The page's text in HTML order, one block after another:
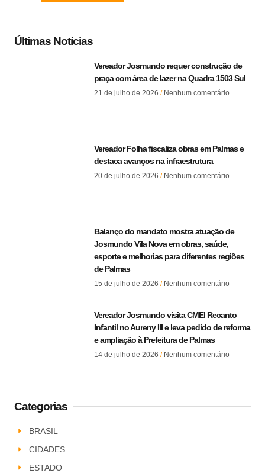
Últimas Notícias
Vereador Josmundo requer construção de
praça com área de lazer na Quadra 1503 Sul
21 de julho de 2026 Nenhum comentário
Vereador Folha fiscaliza obras em Palmas e
destaca avanços na infraestrutura
20 de julho de 2026 Nenhum comentário
Balanço do mandato mostra atuação de
Josmundo Vila Nova em obras, saúde,
esporte e melhorias para diferentes regiões
de Palmas
15 de julho de 2026 Nenhum comentário
Vereador Josmundo visita CMEI Recanto
Infantil no Aureny III e leva pedido de reforma
e ampliação à Prefeitura de Palmas
14 de julho de 2026 Nenhum comentário
Categorias
BRASIL
CIDADES
ESTADO